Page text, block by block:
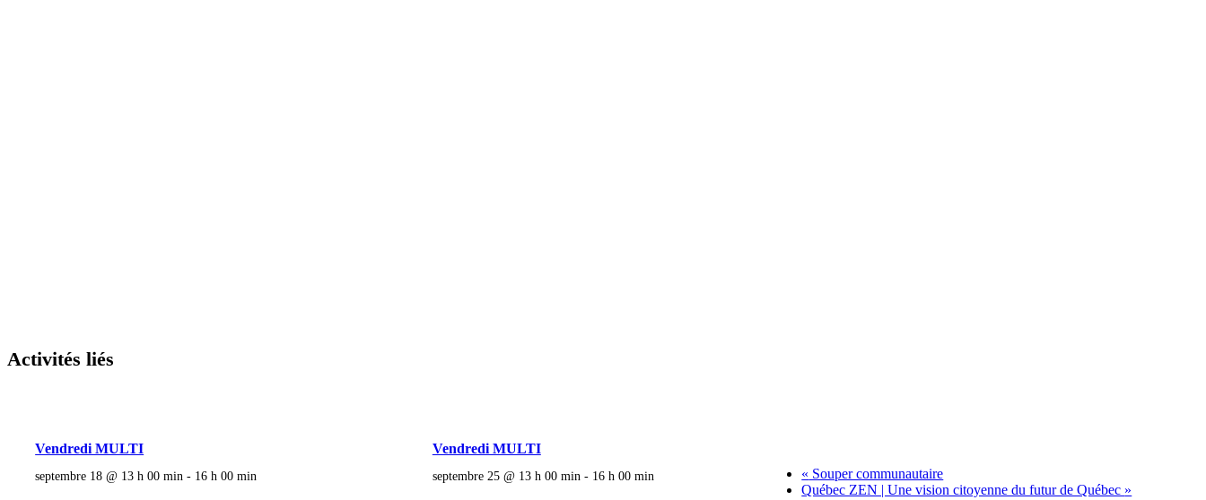
Activités liés
Vendredi MULTI
septembre 18 @ 13 h 00 min - 16 h 00 min
Vendredi MULTI
septembre 25 @ 13 h 00 min - 16 h 00 min « Souper communautaire
Québec ZEN | Une vision citoyenne du futur de Québec »